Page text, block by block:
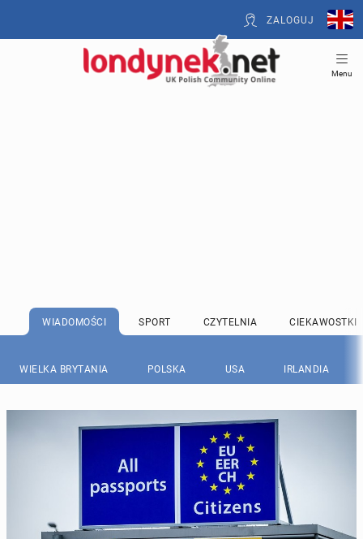
ZALOGUJ
Menu
WIADOMOŚCI SPORT CZYTELNIA CIEKAWOSTKI
WIELKA BRYTANIA POLSKA USA IRLANDIA